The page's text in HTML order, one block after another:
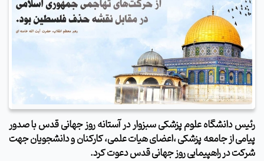
رئیس دانشگاه علوم پزشکی سبزواردر آستانه روز جهانی قدس با صدور
پیامی از جامعه پزشکی ،اعضای هیات علمی، کارکنان و دانشجویان جهت
شرکت در راهپیمایی روز جهانی قدس دعوت کرد.